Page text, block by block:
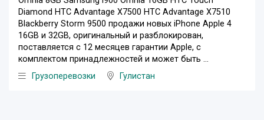
Diamond HTC Advantage X7500 HTC Advantage X7510
Blackberry Storm 9500 продажи новых iPhone Apple 4
16GB и 32GB, оригинальный и разблокирован,
поставляется с 12 месяцев гарантии Apple, с
комплектом принадлежностей и может быть ...
Грузоперевозки
Гулистан